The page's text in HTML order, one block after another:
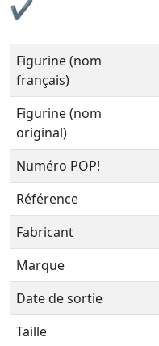
✔
Figurine (nom
français)
Figurine (nom
original)
Numéro POP!
Référence
Fabricant
Marque
Date de sortie
Taille